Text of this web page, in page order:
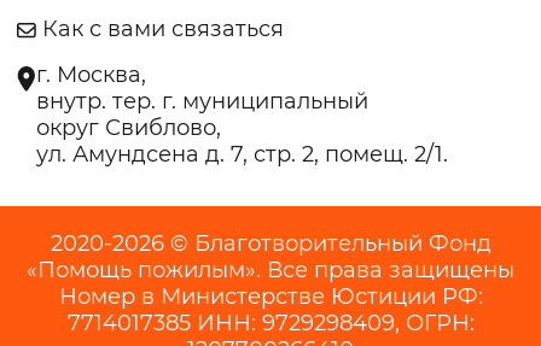
Как с вами связаться
г. Москва,
внутр. тер. г. муниципальный
округ Свиблово,
ул. Амундсена д. 7, стр. 2, помещ. 2/1.
2020-2026 © Благотворительный Фонд
«Помощь пожилым». Все права защищены
Номер в Министерстве Юстиции РФ:
7714017385 ИНН: 9729298409, ОГРН: